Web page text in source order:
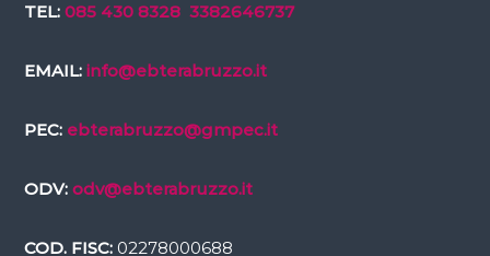
TEL: 085 430 8328 3382646737
EMAIL: info@ebterabruzzo.it
PEC: ebterabruzzo@gmpec.it
ODV: odv@ebterabruzzo.it
COD. FISC:02278000688